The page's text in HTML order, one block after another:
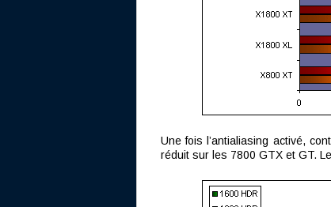
Une fois l’antialiasing activé,
réduit sur les 7800 GTX et GT.